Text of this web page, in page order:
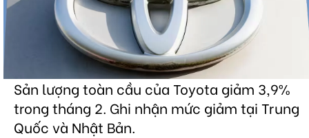
Sản lượng toàn cầu của Toyota giảm 3,9%
trong tháng 2. Ghi nhận mức giảm tại Trung
Quốc và Nhật Bản.